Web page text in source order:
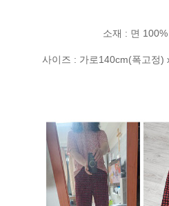
소재 : 면
사이즈 : 가로140cm(폭고정)